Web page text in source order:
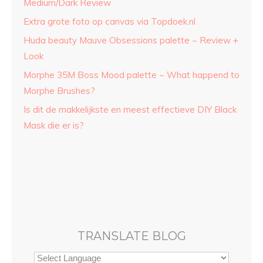
Medium/Dark Review
Extra grote foto op canvas via Topdoek.nl
Huda beauty Mauve Obsessions palette ~ Review +
Look
Morphe 35M Boss Mood palette ~ What happend to
Morphe Brushes?
Is dit de makkelijkste en meest effectieve DIY Black
Mask die er is?
TRANSLATE BLOG